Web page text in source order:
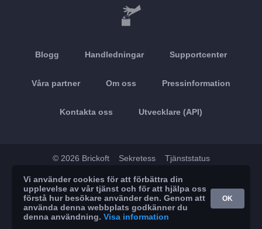
Blogg Handledningar Supportcenter
Våra partner Om oss Pressinformation
Kontakta oss Utvecklare (API)
© 2026 Brickoft Sekretess Tjänststatus
App Store Google Play
Vi använder cookies för att förbättra din
upplevelse av vår tjänst och för att hjälpa oss
förstå hur besökare använder den. Genom att
använda denna webbplats godkänner du
denna användning. Visa information
OK